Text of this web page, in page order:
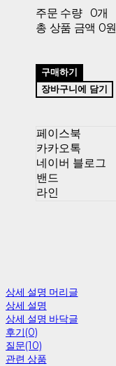
주문 수량
0개
총 상품 금액 0원
구매하기
장바구니에 담기
페이스북
카카오톡
네이버 블로그
밴드
라인
상세 설명 머리글
상세 설명
상세 설명 바닥글
후기(0)
질문(10)
관련 상품